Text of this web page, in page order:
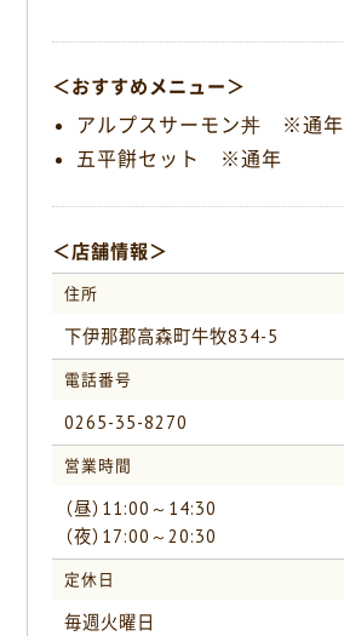
＜おすすめメニュー＞
アルプスサーモン丼 ※通年
五平餅セット ※通年
＜店舗情報＞
住所
下伊那郡高森町牛牧834-5
電話番号
0265-35-8270
営業時間
（昼）11:00～14:30
（夜）17:00～20:30
定休日
毎週火曜日